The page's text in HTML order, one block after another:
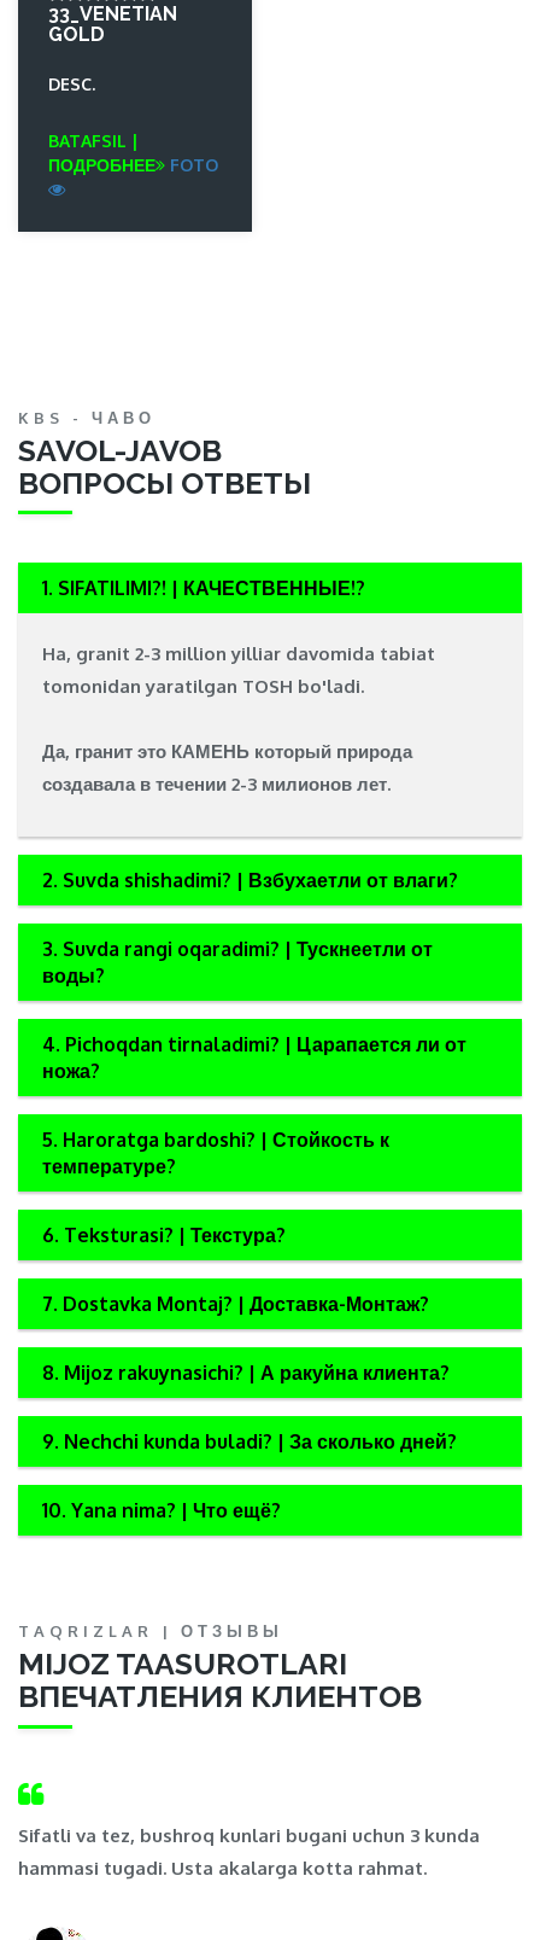
33_VENETIAN
GOLD
DESC.
BATAFSIL |
ПОДРОБНЕЕ
FOTO
KBS - ЧАВО
SAVOL-JAVOB
ВОПРОСЫ ОТВЕТЫ
1. SIFATILIMI?! | КАЧЕСТВЕННЫЕ!?
Ha, granit 2-3 million yilliar davomida tabiat
tomonidan yaratilgan TOSH bo'ladi.
Да, гранит это КАМЕНЬ который природа
создавала в течении 2-3 милионов лет.
2. Suvda shishadimi? | Взбухаетли от влаги?
3. Suvda rangi oqaradimi? | Тускнеетли от
воды?
4. Pichoqdan tirnaladimi? | Царапается ли от
ножа?
5. Haroratga bardoshi? | Стойкость к
температуре?
6. Teksturasi? | Текстура?
7. Dostavka Montaj? | Доставка-Монтаж?
8. Mijoz rakuynasichi? | А ракуйна клиента?
9. Nechchi kunda buladi? | За сколько дней?
10. Yana nima? | Что ещё?
TAQRIZLAR | ОТЗЫВЫ
MIJOZ TAASUROTLARI
ВПЕЧАТЛЕНИЯ КЛИЕНТОВ
Sifatli va tez, bushroq kunlari bugani uchun 3 kunda
hammasi tugadi. Usta akalarga kotta rahmat.